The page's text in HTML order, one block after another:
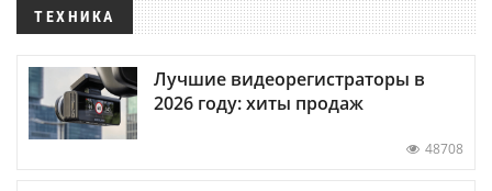
ТЕХНИКА
Лучшие видеорегистраторы в
2026 году: хиты продаж
48708